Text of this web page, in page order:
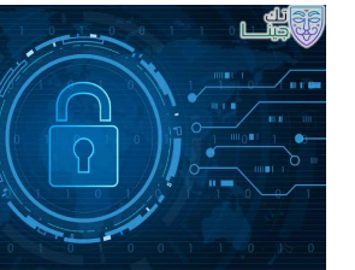
السيبراني
في
السعودية
2025